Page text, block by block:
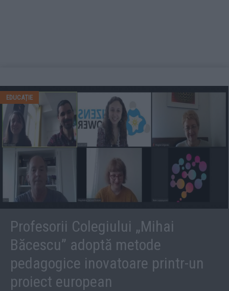
EDUCAȚIE
Profesorii Colegiului „Mihai
Băcescu” adoptă metode
pedagogice inovatoare printr-un
proiect european